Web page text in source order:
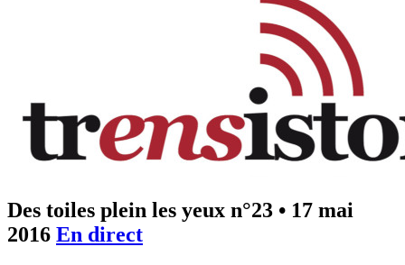
Des toiles plein les yeux n°23 • 17 mai
2016 En direct